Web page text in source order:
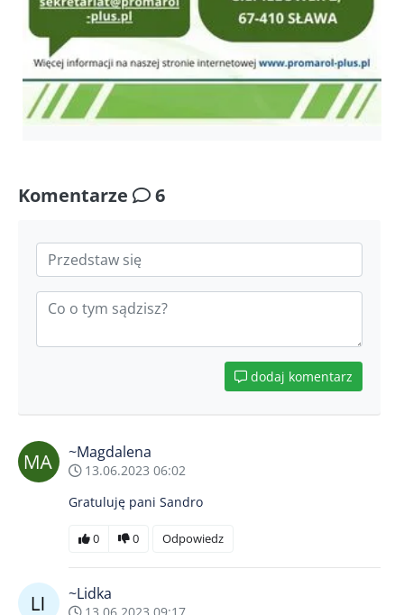
Komentarze 6
dodaj komentarz
~Magdalena
13.06.2023 06:02
Gratuluję pani Sandro
0 0 Odpowiedz
~Lidka
13.06.2023 09:17